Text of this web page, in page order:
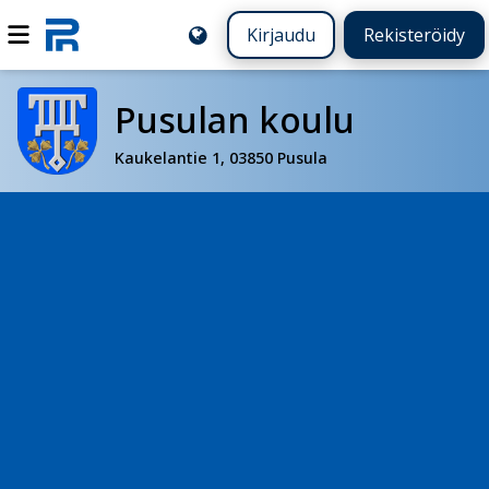
Kirjaudu Rekisteröidy
Pusulan koulu
Kaukelantie 1, 03850 Pusula